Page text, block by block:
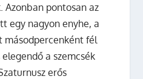
Azonban pontosan az
egy nagyon enyhe, a
másodpercenként fél
a szemcsék
erős